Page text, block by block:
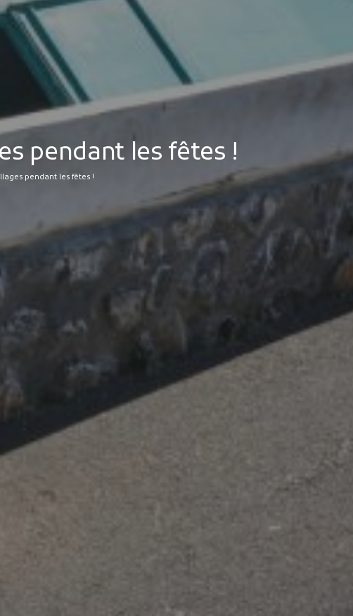
Publicité des actes
Marchés publics
Projets financés par l'Europe
Plans d'accès
pendant les fêtes !
pendant les fêtes !